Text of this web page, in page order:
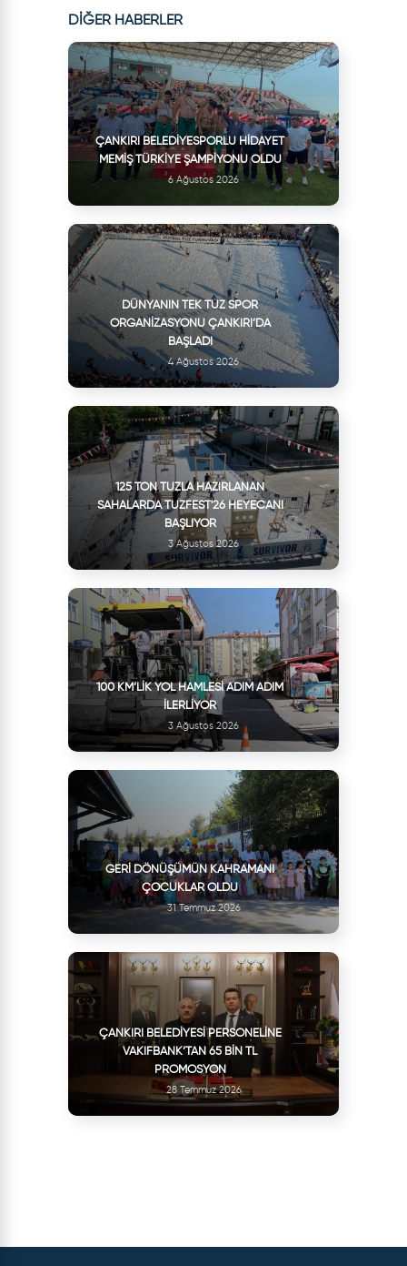
DİĞER HABERLER
ÇANKIRI BELEDIYESPORLU HIDAYET
MEMIŞ TÜRKIYE ŞAMPIYONU OLDU
6 Ağustos 2026
DÜNYANIN TEK TUZ SPOR
ORGANIZASYONU ÇANKIRI’DA
BAŞLADI
4 Ağustos 2026
125 TON TUZLA HAZIRLANAN
SAHALARDA TUZFEST'26 HEYECANI
BAŞLIYOR
3 Ağustos 2026
100 KM’LIK YOL HAMLESI ADIM ADIM
İLERLIYOR
3 Ağustos 2026
GERI DÖNÜŞÜMÜN KAHRAMANI
ÇOCUKLAR OLDU
31 Temmuz 2026
ÇANKIRI BELEDIYESI PERSONELINE
VAKIFBANK’TAN 65 BIN TL
PROMOSYON
28 Temmuz 2026